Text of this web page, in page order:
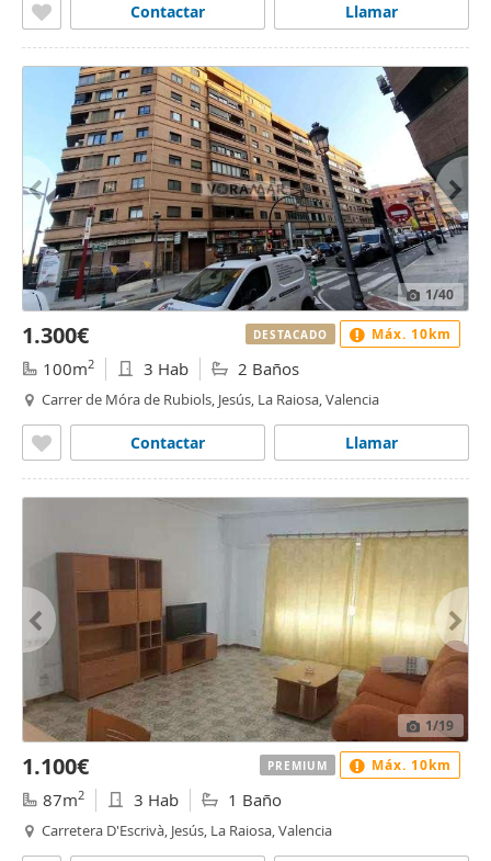
Llamar
Contactar
1/40
1.300€
100m2 3 Hab 2 Baños
Carrer de Móra de Rubiols, Jesús, La Raiosa, Valencia
Llamar
Contactar
DESTACADO Máx. 10km
1/19
1.100€
87m2 3 Hab 1 Baño
Carretera D'Escrivà, Jesús, La Raiosa, Valencia
PREMIUM Máx. 10km